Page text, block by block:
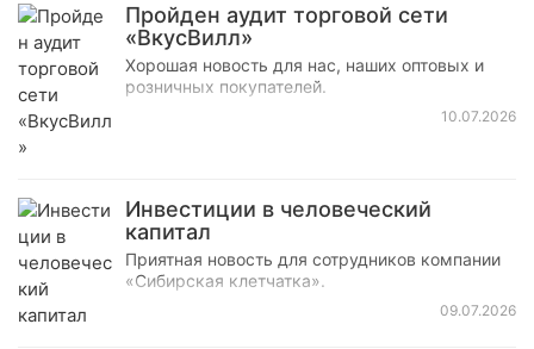
Пройден аудит торговой сети
«ВкусВилл»
Хорошая новость для нас, наших оптовых и
розничных покупателей.
10.07.2026
Инвестиции в человеческий
капитал
Приятная новость для сотрудников компании
«Сибирская клетчатка».
09.07.2026